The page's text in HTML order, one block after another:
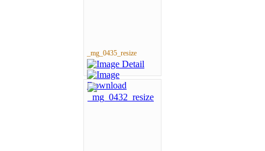
_mg_0435_resize